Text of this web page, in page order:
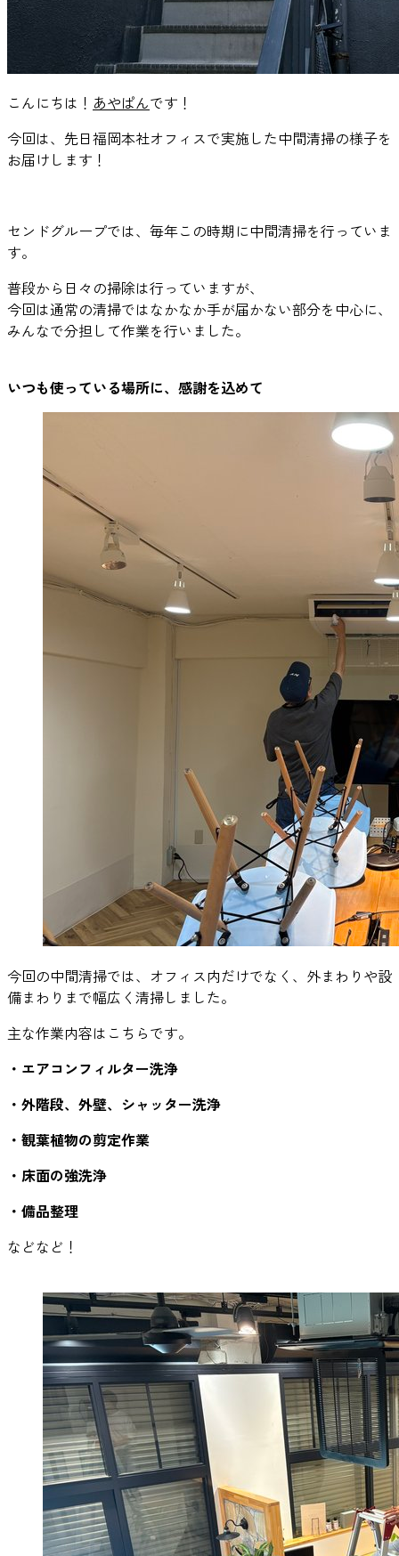
こんにちは！ あやぱんです！
今回は、先日福岡本社オフィスで実施した中間清掃の様子を
お届けします！
センドグループでは、毎年この時期に中間清掃を行っていま
す。
普段から日々の掃除は行っていますが、
今回は通常の清掃ではなかなか手が届かない部分を中心に、
みんなで分担して作業を行いました。
いつも使っている場所に、感謝を込めて
今回の中間清掃では、オフィス内だけでなく、外まわりや設
備まわりまで幅広く清掃しました。
主な作業内容はこちらです。
・エアコンフィルター洗浄
・外階段、外壁、シャッター洗浄
・観葉植物の剪定作業
・床面の強洗浄
・備品整理
などなど！